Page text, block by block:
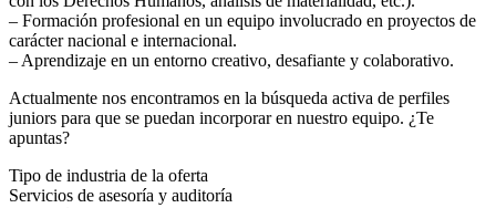
– Formación profesional en un equipo involucrado en proyectos de
carácter nacional e internacional.
– Aprendizaje en un entorno creativo, desafiante y colaborativo.
Actualmente nos encontramos en la búsqueda activa de perfiles
juniors para que se puedan incorporar en nuestro equipo. ¿Te
apuntas?
Tipo de industria de la oferta
Servicios de asesoría y auditoría